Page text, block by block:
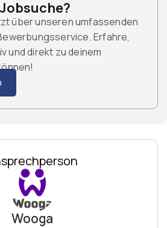
über unseren umfassenden
Erfahre,
und direkt zu deinem
Wooga